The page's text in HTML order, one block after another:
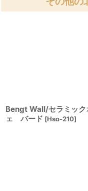
Bengt Wall/セラミック
ェ バード [Hso-210]